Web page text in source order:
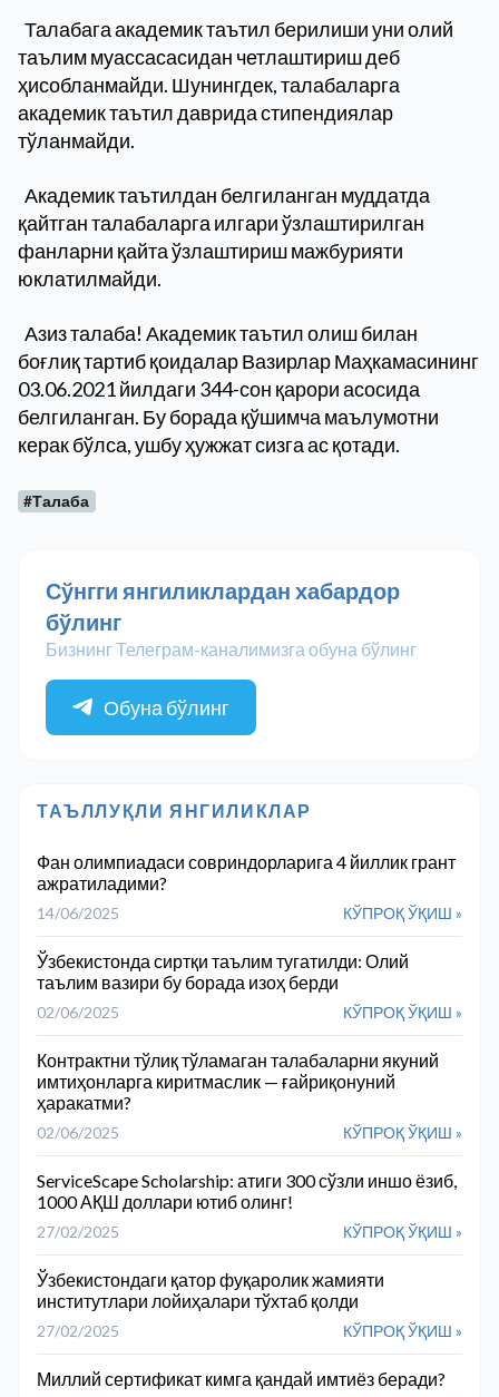
Талабага академик таътил берилиши уни олий
таълим муассасасидан четлаштириш деб
ҳисобланмайди. Шунингдек, талабаларга
академик таътил даврида стипендиялар
тўланмайди.
Академик таътилдан белгиланган муддатда
қайтган талабаларга илгари ўзлаштирилган
фанларни қайта ўзлаштириш мажбурияти
юклатилмайди.
Азиз талаба! Академик таътил олиш билан
боғлиқ тартиб қоидалар Вазирлар Маҳкамасининг
03.06.2021 йилдаги 344-сон қарори асосида
белгиланган. Бу борада қўшимча маълумотни
керак бўлса, ушбу ҳужжат сизга ас қотади.
#Талаба
Сўнгги янгиликлардан хабардор
бўлинг
Бизнинг Телеграм-каналимизга обуна бўлинг
Обуна бўлинг
ТАЪЛЛУҚЛИ ЯНГИЛИКЛАР
Фан олимпиадаси совриндорларига 4 йиллик грант
ажратиладими?
14/06/2025 КЎПРОҚ ЎҚИШ »
Ўзбекистонда сиртқи таълим тугатилди: Олий
таълим вазири бу борада изоҳ берди
02/06/2025 КЎПРОҚ ЎҚИШ »
Контрактни тўлиқ тўламаган талабаларни якуний
имтиҳонларга киритмаслик — ғайриқонуний
ҳаракатми?
02/06/2025 КЎПРОҚ ЎҚИШ »
ServiceScape Scholarship: атиги 300 сўзли иншо ёзиб,
1000 АҚШ доллари ютиб олинг!
27/02/2025 КЎПРОҚ ЎҚИШ »
Ўзбекистондаги қатор фуқаролик жамияти
институтлари лойиҳалари тўхтаб қолди
27/02/2025 КЎПРОҚ ЎҚИШ »
Миллий сертификат кимга қандай имтиёз беради?